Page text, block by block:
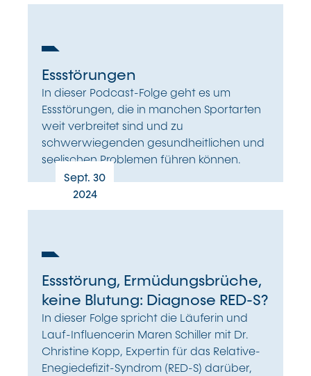
Essstörungen
In dieser Podcast-Folge geht es um
Essstörungen, die in manchen Sportarten
weit verbreitet sind und zu
schwerwiegenden gesundheitlichen und
seelischen Problemen führen können.
Sept. 30
2024
Essstörung, Ermüdungsbrüche,
keine Blutung: Diagnose RED-S?
In dieser Folge spricht die Läuferin und
Lauf-Influencerin Maren Schiller mit Dr.
Christine Kopp, Expertin für das Relative-
Enegiedefizit-Syndrom (RED-S) darüber,